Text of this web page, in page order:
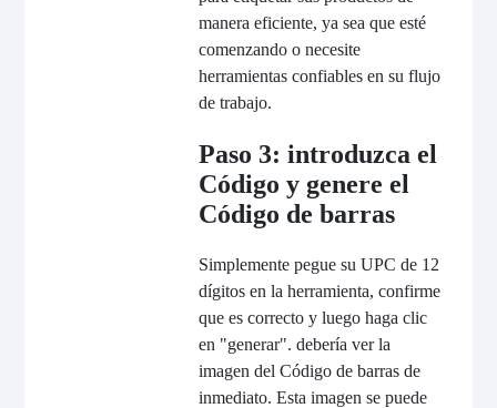
manera eficiente, ya sea que esté
comenzando o necesite
herramientas confiables en su flujo
de trabajo.
Paso 3: introduzca el
Código y genere el
Código de barras
Simplemente pegue su UPC de 12
dígitos en la herramienta, confirme
que es correcto y luego haga clic
en "generar". debería ver la
imagen del Código de barras de
inmediato. Esta imagen se puede